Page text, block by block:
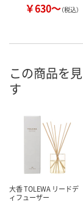
￥630～（税込）
この商品を
す
大香 TOLEWA リードデ
ィフューザー